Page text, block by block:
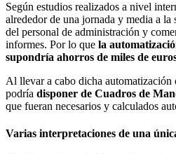
Según estudios realizados a nivel
alrededor de una jornada y media a la
del personal de administración y
informes. Por lo que la
supondría ahorros de miles de
Al llevar a cabo dicha automatización
podría disponer de Cuadros de
que fueran necesarios y calculados
Varias interpretaciones de una